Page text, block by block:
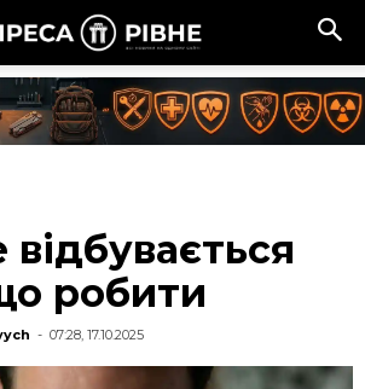
робити
- 07:28, 17.10.2025